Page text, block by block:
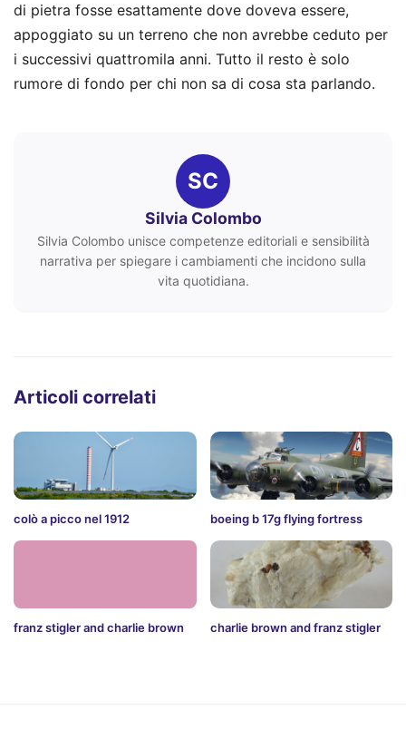
di pietra fosse esattamente dove doveva essere,
appoggiato su un terreno che non avrebbe ceduto per
i successivi quattromila anni. Tutto il resto è solo
rumore di fondo per chi non sa di cosa sta parlando.
SC
Silvia Colombo
Silvia Colombo unisce competenze editoriali e sensibilità
narrativa per spiegare i cambiamenti che incidono sulla
vita quotidiana.
Articoli correlati
colò a picco nel 1912 boeing b 17g flying fortress
franz stigler and charlie brown charlie brown and franz stigler